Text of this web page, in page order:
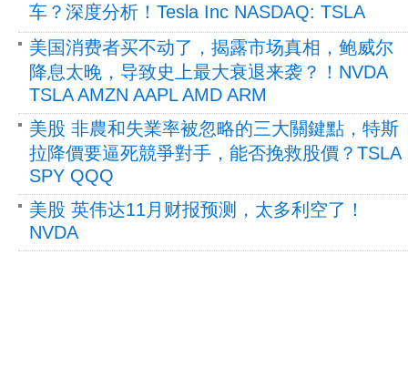
车？深度分析！Tesla Inc NASDAQ: TSLA
美国消费者买不动了，揭露市场真相，鲍威尔
降息太晚，导致史上最大衰退来袭？！NVDA
TSLA AMZN AAPL AMD ARM
美股 非農和失業率被忽略的三大關鍵點，特斯
拉降價要逼死競爭對手，能否挽救股價？TSLA
SPY QQQ
美股 英伟达11月财报预测，太多利空了！
NVDA